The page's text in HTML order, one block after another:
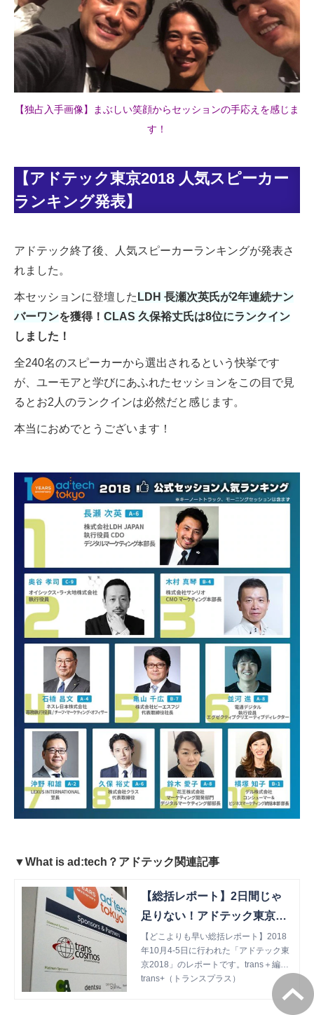
【独占入手画像】まぶしい笑顔からセッションの手応えを感じま
す！
【アドテック東京2018 人気スピーカー
ランキング発表】
アドテック終了後、人気スピーカーランキングが発表さ
れました。
本セッションに登壇した LDH 長瀬次英氏が2年連続ナン
バーワンを獲得！ CLAS 久保裕丈氏は8位にランクイン
しました！
全240名のスピーカーから選出されるという快挙です
が、ユーモアと学びにあふれたセッションをこの目で見
るとお2人のランクインは必然だと感じます。
本当におめでとうございます！
▼What is ad:tech？アドテック関連記事
【総括レポート】2日間じゃ
足りない！アドテック東京20
18はやっぱりすごかった【#a
dtech10】by #ideastand | tra
ns+（トランスプラス）
【どこよりも早い総括レポート】2018
年10月4-5日に行われた「アドテック東
京2018」のレポートです。trans＋編集
部の参加したセッションや、展示会場の
情報、振り返りに活用可能な情報がたく
trans+（トランスプラス）